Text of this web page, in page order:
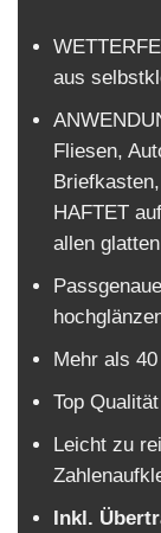
aus
Fliesen,
HAFTET
allen
Mehr als
Top
Leicht zu
Inkl.